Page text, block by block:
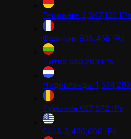
Германия 2,347,129 IPs
Франция 938,458 IPs
Литва 580,283 IPs
Нидерланды 1,574,293
Румыния 657,872 IPs
США 3,420,000 IPs